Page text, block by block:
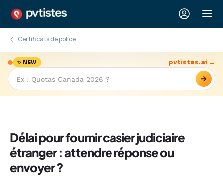
Certificats de police
✨ NEW
→
pvtistes.ai →
Délai pour fournir casier judiciaire
étranger : attendre réponse ou
envoyer ?